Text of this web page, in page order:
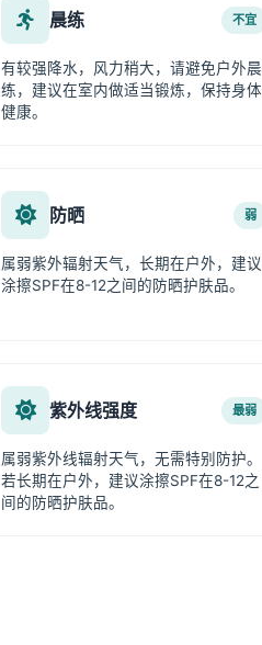
晨练 不宜
有较强降水，风力稍大，请避免户外晨
练，建议在室内做适当锻炼，保持身体
健康。
防晒 弱
属弱紫外辐射天气，长期在户外，建议
涂擦SPF在8-12之间的防晒护肤品。
紫外线强度 最弱
属弱紫外线辐射天气，无需特别防护。
若长期在户外，建议涂擦SPF在8-12之
间的防晒护肤品。